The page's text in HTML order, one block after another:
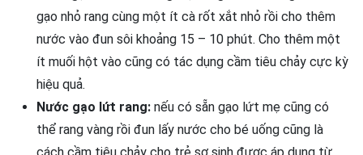
gạo nhỏ rang cùng một ít cà rốt xắt nhỏ rồi cho thêm
nước vào đun sôi khoảng 15 – 10 phút. Cho thêm một
ít muối hột vào cũng có tác dụng cầm tiêu chảy cực kỳ
hiệu quả.
Nước gạo lứt rang: nếu có sẵn gạo lứt mẹ cũng có
thể rang vàng rồi đun lấy nước cho bé uống cũng là